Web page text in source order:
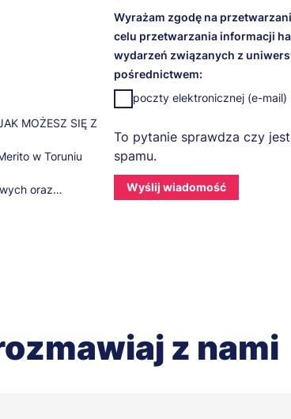
MOŻESZ SIĘ Z
w Toruniu
oraz
Danych:
na temat
Ciebie
Wyrażam zgodę na
celu przetwarzania informacji
wydarzeń związanych z
pośrednictwem:
poczty elektronicznej (e-mail)
To pytanie sprawdza czy
spamu.
z nami